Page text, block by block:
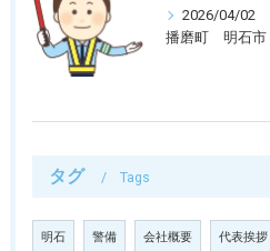
2026/04/02
タグ Tags
明石 警備 会社概要 代表挨拶